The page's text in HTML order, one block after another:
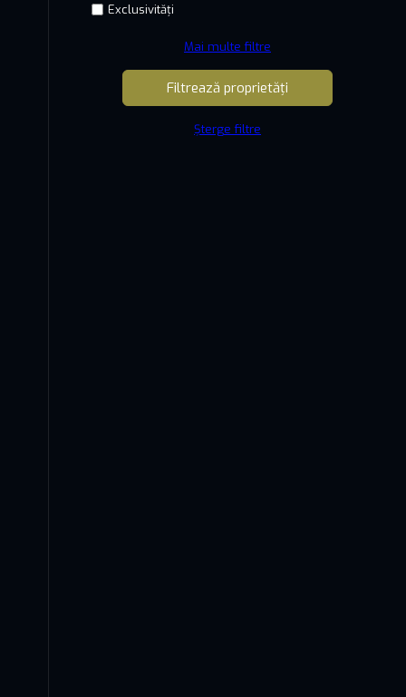
Exclusivități
Mai multe filtre
Șterge filtre